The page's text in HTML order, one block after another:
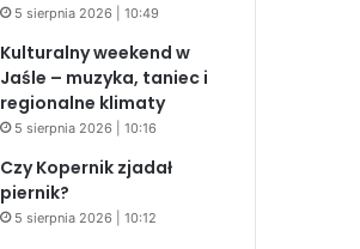
5 sierpnia 2026 | 10:49
Kulturalny weekend w
Jaśle – muzyka, taniec i
regionalne klimaty
5 sierpnia 2026 | 10:16
Czy Kopernik zjadał
piernik?
5 sierpnia 2026 | 10:12